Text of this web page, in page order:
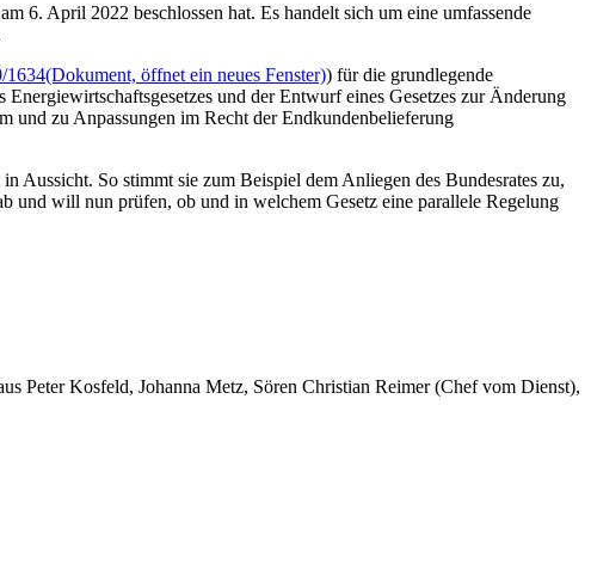
6. April 2022 beschlossen hat. Es handelt sich um eine umfassende
1634(Dokument, öffnet ein neues Fenster)) für die grundlegende
Energiewirtschaftsgesetzes und der Entwurf eines Gesetzes zur Änderung
und zu Anpassungen im Recht der Endkundenbelieferung
Aussicht. So stimmt sie zum Beispiel dem Anliegen des Bundesrates zu,
und will nun prüfen, ob und in welchem Gesetz eine parallele Regelung
Peter Kosfeld, Johanna Metz, Sören Christian Reimer (Chef vom Dienst),